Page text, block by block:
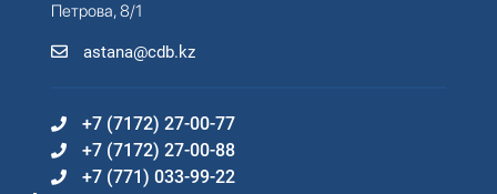
Петрова, 8/1
astana@cdb.kz
+7 (7172) 27-00-77
+7 (7172) 27-00-88
+7 (771) 033-99-22